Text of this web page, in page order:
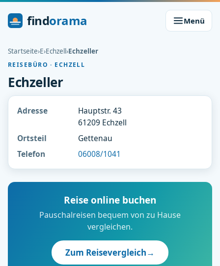
findorama Menü
Startseite›E›Echzell›Echzeller
REISEBÜRO · ECHZELL
Echzeller
Adresse
Hauptstr. 43
61209 Echzell
Ortsteil
Gettenau
Telefon
06008/1041
Reise online buchen
Pauschalreisen bequem von zu Hause
vergleichen.
Zum Reisevergleich→